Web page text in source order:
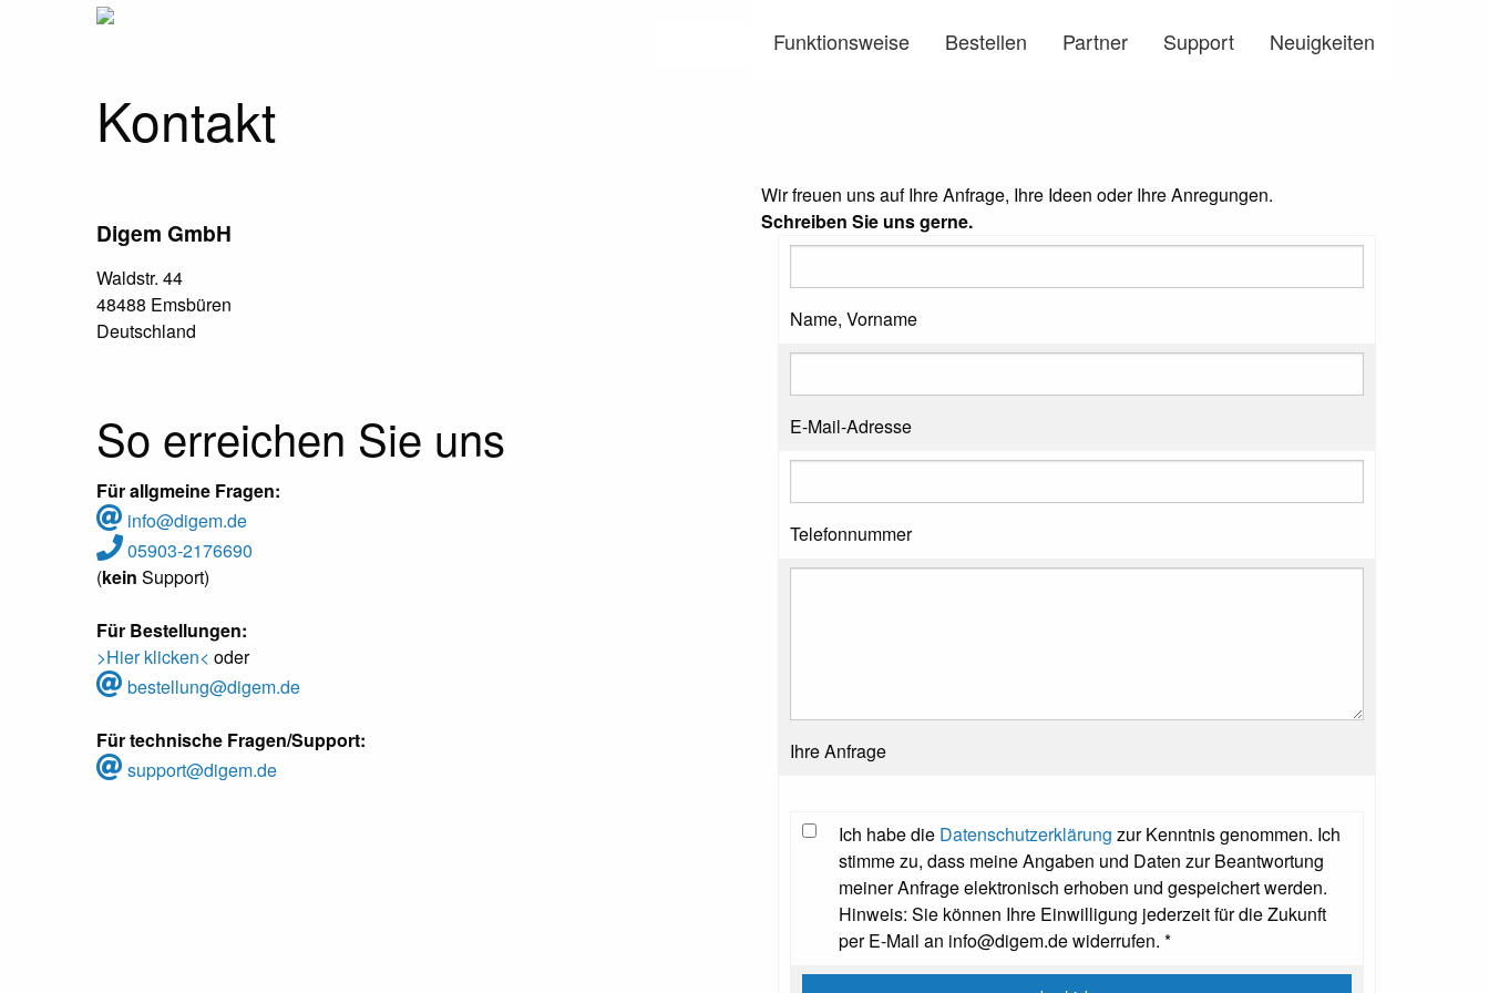
Funktionsweise Bestellen Partner Support Neuigkeiten
Kontakt
Digem GmbH
Waldstr. 44
48488 Emsbüren
Deutschland
So erreichen Sie uns
Für allgmeine Fragen:
info@digem.de
05903-2176690
(kein Support)
Für Bestellungen:
>Hier klicken< oder
bestellung@digem.de
Für technische Fragen/Support:
support@digem.de
Wir freuen uns auf Ihre Anfrage, Ihre Ideen oder Ihre Anregungen.
Schreiben Sie uns gerne.
Name, Vorname
E-Mail-Adresse
Telefonnummer
Ihre Anfrage
Ich habe die Datenschutzerklärung zur Kenntnis genommen. Ich
stimme zu, dass meine Angaben und Daten zur Beantwortung
meiner Anfrage elektronisch erhoben und gespeichert werden.
Hinweis: Sie können Ihre Einwilligung jederzeit für die Zukunft
per E-Mail an info@digem.de widerrufen. *